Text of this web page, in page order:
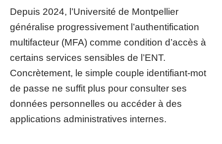
Depuis 2024, l’Université de Montpellier
généralise progressivement l’authentification
multifacteur (MFA) comme condition d’accès à
certains services sensibles de l’ENT.
Concrètement, le simple couple identifiant-mot
de passe ne suffit plus pour consulter ses
données personnelles ou accéder à des
applications administratives internes.